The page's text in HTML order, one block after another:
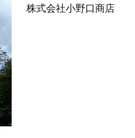
株式会社小野口商店